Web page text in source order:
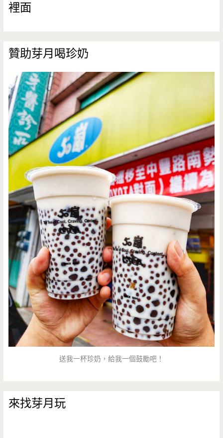
裡面
贊助芽月喝珍奶
送我一杯珍奶，給我一個鼓勵吧！
來找芽月玩